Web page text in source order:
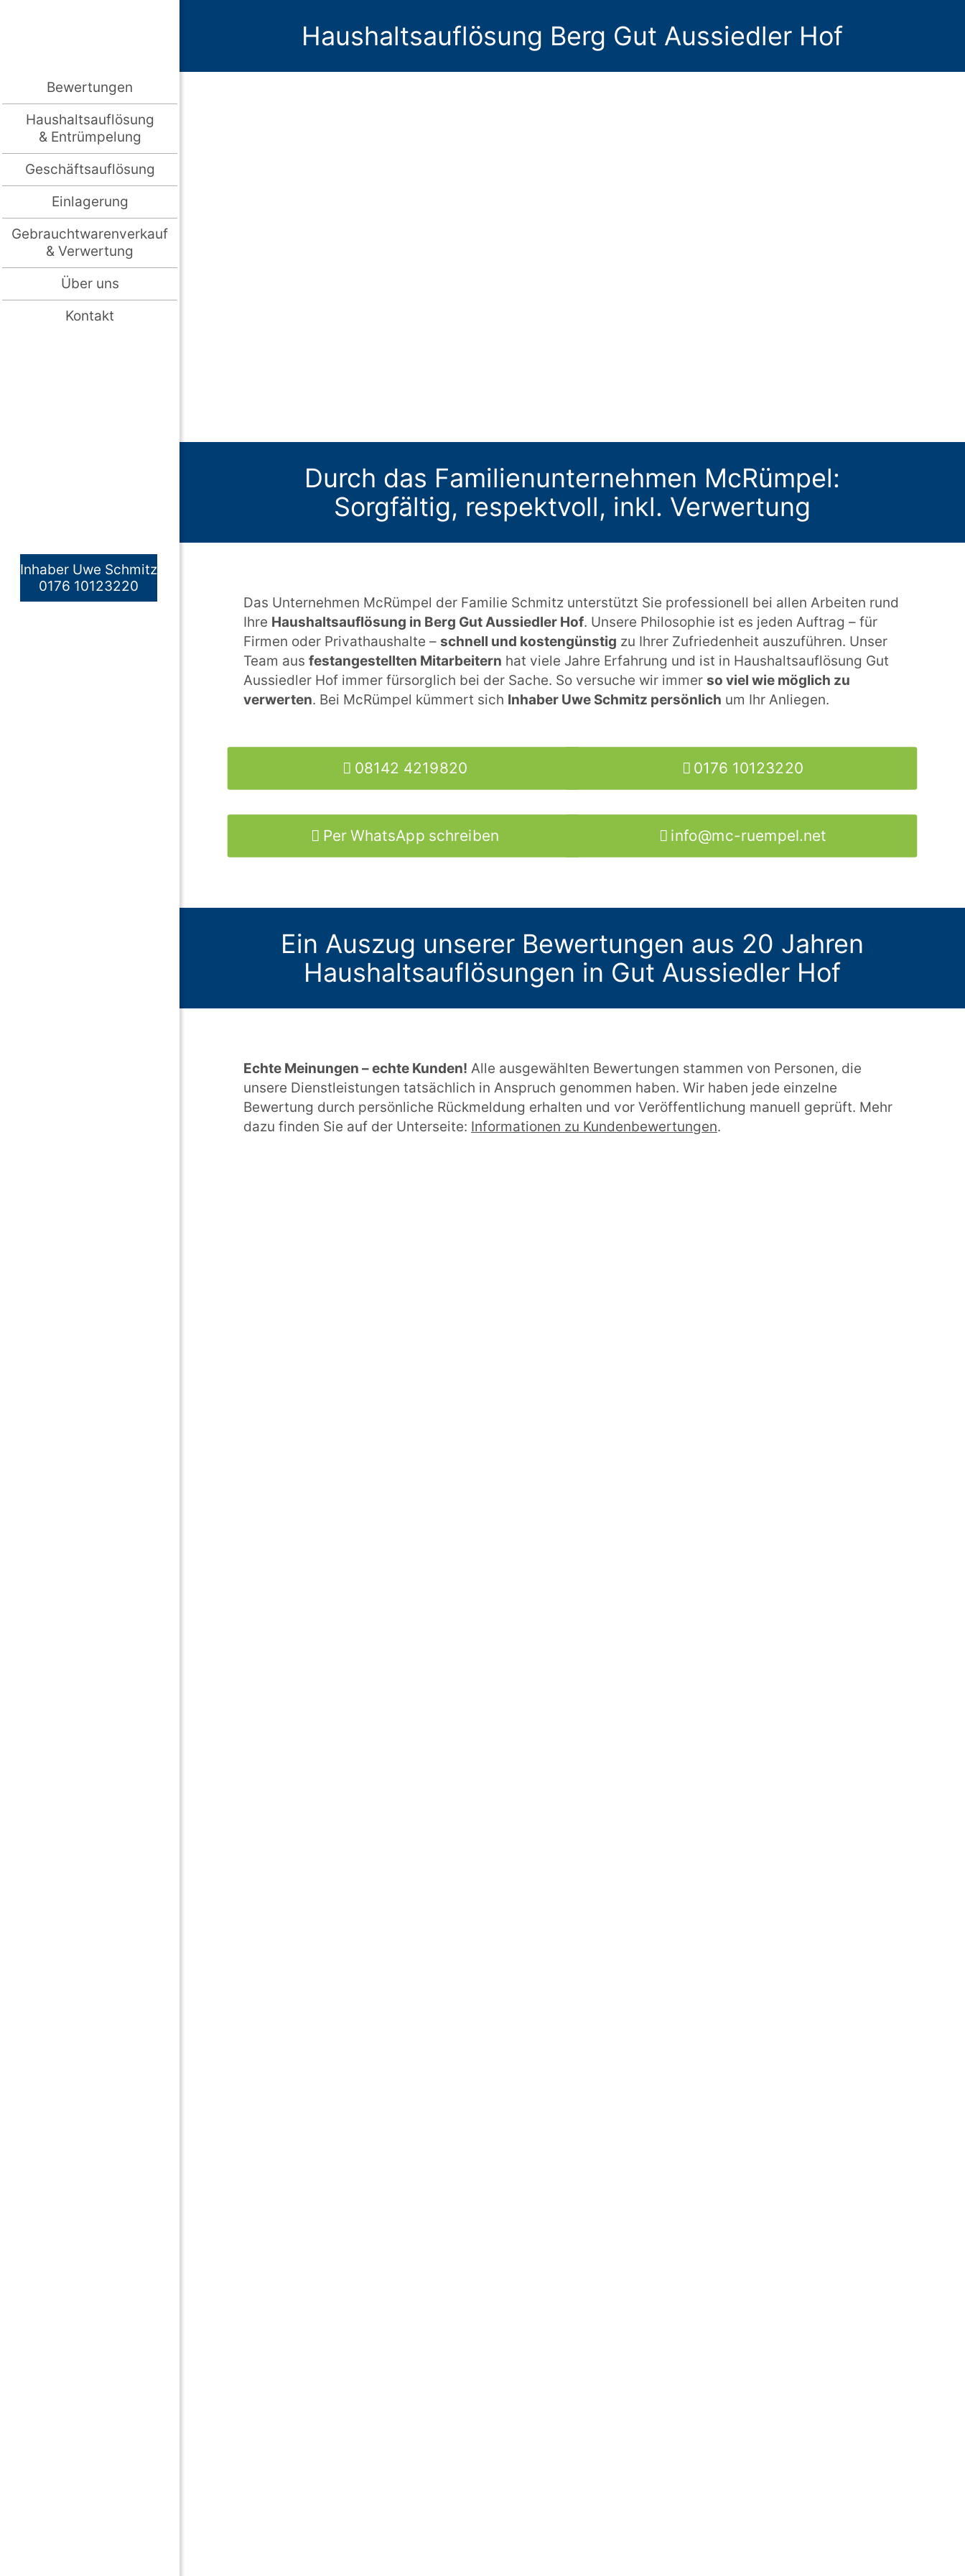
Bewertungen
Haushaltsauflösung
& Entrümpelung
Geschäftsauflösung
Einlagerung
Gebrauchtwarenverkauf
& Verwertung
Über uns
Kontakt
Inhaber Uwe Schmitz
0176 10123220
Haushaltsauflösung Berg Gut Aussiedler Hof
Durch das Familienunternehmen McRümpel:
Sorgfältig, respektvoll, inkl. Verwertung
Das Unternehmen McRümpel der Familie Schmitz unterstützt Sie professionell bei allen Arbeiten rund
Ihre Haushaltsauflösung in Berg Gut Aussiedler Hof. Unsere Philosophie ist es jeden Auftrag – für
Firmen oder Privathaushalte – schnell und kostengünstig zu Ihrer Zufriedenheit auszuführen. Unser
Team aus festangestellten Mitarbeitern hat viele Jahre Erfahrung und ist in Haushaltsauflösung Gut
Aussiedler Hof immer fürsorglich bei der Sache. So versuche wir immer so viel wie möglich zu
verwerten. Bei McRümpel kümmert sich Inhaber Uwe Schmitz persönlich um Ihr Anliegen.
08142 4219820 0176 10123220
Per WhatsApp schreiben info@mc-ruempel.net
Ein Auszug unserer Bewertungen aus 20 Jahren
Haushaltsauflösungen in Gut Aussiedler Hof
Echte Meinungen – echte Kunden! Alle ausgewählten Bewertungen stammen von Personen, die
unsere Dienstleistungen tatsächlich in Anspruch genommen haben. Wir haben jede einzelne
Bewertung durch persönliche Rückmeldung erhalten und vor Veröffentlichung manuell geprüft. Mehr
dazu finden Sie auf der Unterseite: Informationen zu Kundenbewertungen.